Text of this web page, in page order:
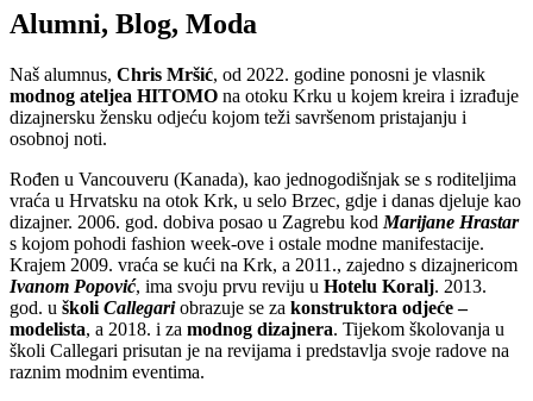
Alumni, Blog, Moda
Naš alumnus, Chris Mršić, od 2022. godine ponosni je vlasnik
modnog ateljea HITOMO na otoku Krku u kojem kreira i izrađuje
dizajnersku žensku odjeću kojom teži savršenom pristajanju i
osobnoj noti.
Rođen u Vancouveru (Kanada), kao jednogodišnjak se s roditeljima
vraća u Hrvatsku na otok Krk, u selo Brzec, gdje i danas djeluje kao
dizajner. 2006. god. dobiva posao u Zagrebu kod Marijane Hrastar
s kojom pohodi fashion week-ove i ostale modne manifestacije.
Krajem 2009. vraća se kući na Krk, a 2011., zajedno s dizajnericom
Ivanom Popović, ima svoju prvu reviju u Hotelu Koralj. 2013.
god. u školi Callegariobrazuje se za konstruktora odjeće –
modelista, a 2018. i za modnog dizajnera. Tijekom školovanja u
školi Callegari prisutan je na revijama i predstavlja svoje radove na
raznim modnim eventima.